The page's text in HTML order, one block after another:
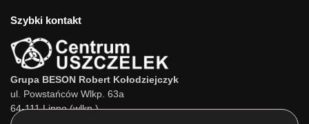
Szybki kontakt
Grupa BESON Robert Kołodziejczyk
ul. Powstańców Wlkp. 63a
64-111 Lipno (wlkp.)